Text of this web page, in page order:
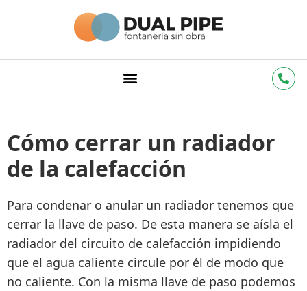
Cómo cerrar un radiador
de la calefacción
Para condenar o anular un radiador tenemos que
cerrar la llave de paso. De esta manera se aísla el
radiador del circuito de calefacción impidiendo
que el agua caliente circule por él de modo que
no caliente. Con la misma llave de paso podemos